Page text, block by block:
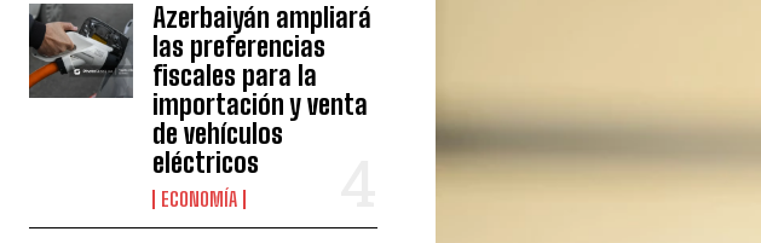
Azerbaiyán ampliará
las preferencias
fiscales para la
importación y venta
de vehículos
eléctricos
ECONOMÍA